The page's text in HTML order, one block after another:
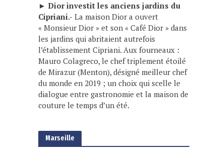
► Dior investit les anciens jardins du
Cipriani.- La maison Dior a ouvert
« Monsieur Dior » et son « Café Dior » dans
les jardins qui abritaient autrefois
l’établissement Cipriani. Aux fourneaux :
Mauro Colagreco, le chef triplement étoilé
de Mirazur (Menton), désigné meilleur chef
du monde en 2019 ; un choix qui scelle le
dialogue entre gastronomie et la maison de
couture le temps d’un été.
Marseille